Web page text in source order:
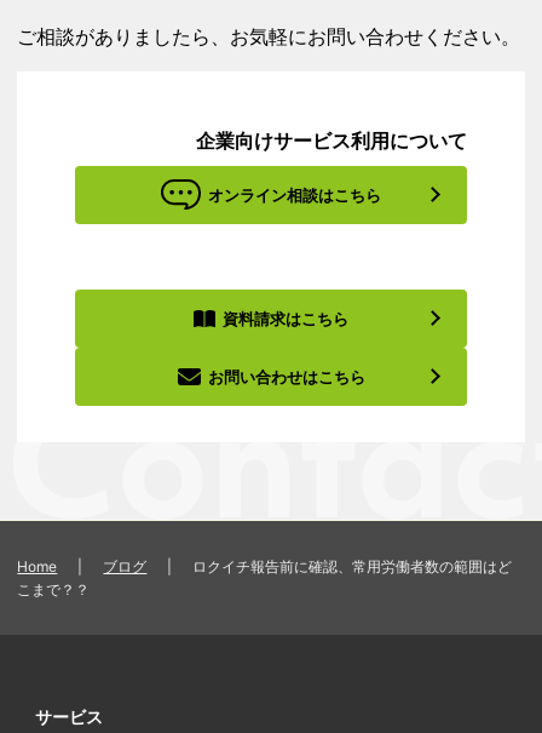
ご相談がありましたら、お気軽にお問い合わせください。
企業向けサービス利用について
オンライン相談はこちら
資料請求はこちら
お問い合わせはこちら
Home ブログ
ロクイチ報告前に確認、常用労働者数の範囲はど
こまで？？
サービス